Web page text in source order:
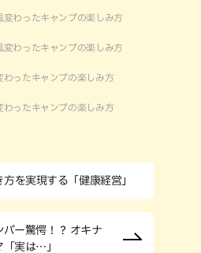
変わったキャンプの楽しみ方
変わったキャンプの楽しみ方
わったキャンプの楽しみ方
わったキャンプの楽しみ方
を実現する「健康経営」
ー驚愕！？ オキナ
実は…」